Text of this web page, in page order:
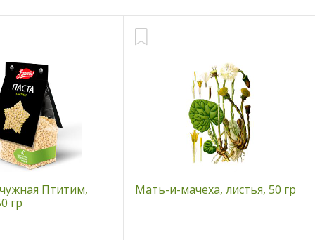
Птитим,
гр
Мать-и-мачеха, листья, 50 гр